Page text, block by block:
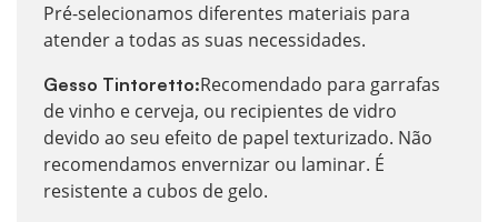
Pré-selecionamos diferentes materiais para
atender a todas as suas necessidades.
Gesso Tintoretto:Recomendado para garrafas
de vinho e cerveja, ou recipientes de vidro
devido ao seu efeito de papel texturizado. Não
recomendamos envernizar ou laminar. É
resistente a cubos de gelo.